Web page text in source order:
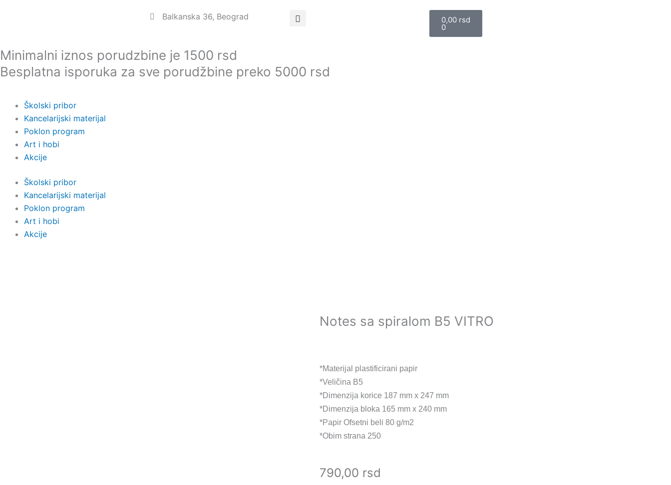
Balkanska 36, Beograd 0,00 rsd
0
Cart
Minimalni iznos porudzbine je 1500 rsd
Besplatna isporuka za sve porudžbine preko 5000 rsd
Školski pribor
Kancelarijski materijal
Poklon program
Art i hobi
Akcije
Školski pribor
Kancelarijski materijal
Poklon program
Art i hobi
Akcije
Notes sa spiralom B5 VITRO
*Materijal plastificirani papir
*Veličina B5
*Dimenzija korice 187 mm x 247 mm
*Dimenzija bloka 165 mm x 240 mm
*Papir Ofsetni beli 80 g/m2
*Obim strana 250
790,00 rsd